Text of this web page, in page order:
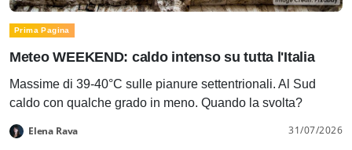
Prima Pagina
Meteo WEEKEND: caldo intenso su tutta l'Italia
Massime di 39-40°C sulle pianure settentrionali. Al Sud
caldo con qualche grado in meno. Quando la svolta?
Elena Rava 31/07/2026